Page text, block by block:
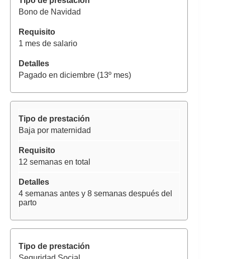
Bono de Navidad
1 mes de salario
Pagado en diciembre (13º mes)
Baja por maternidad
12 semanas en total
4 semanas antes y 8 semanas después del
parto